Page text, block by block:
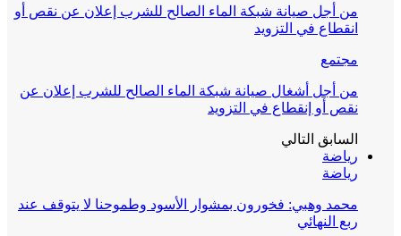
من أجل صيانة شبكة الماء الصالح للشرب إعلان عن نقص أو
انقطاع في التزويد
مجتمع
من أجل أشغال صيانة شبكة الماء الصالح للشرب إعلان عن
نقص أو إنقطاع في التزويد
السابقالتالي
رياضة
رياضة
محمد وهبي: فخورون بمشوار الأسود وطموحنا لا يتوقف عند
ربع النهائي